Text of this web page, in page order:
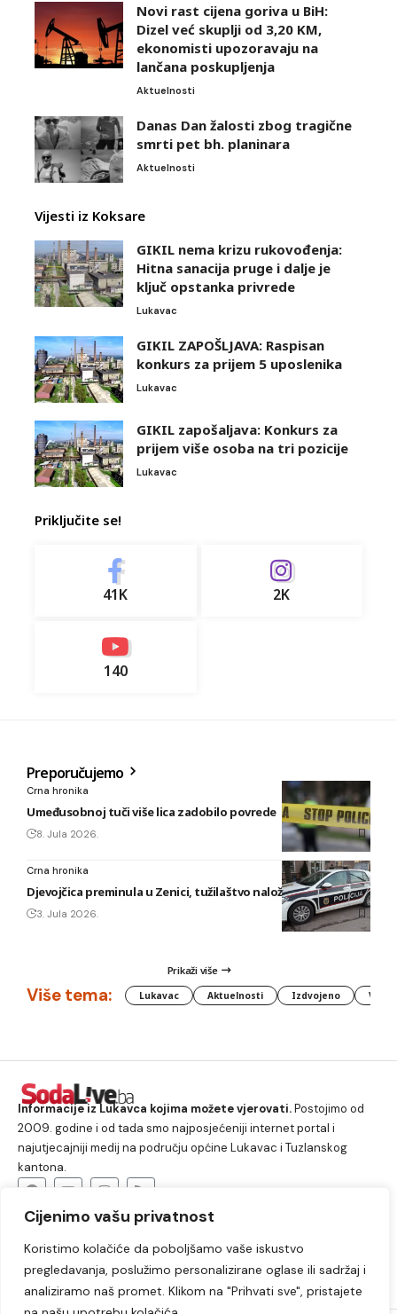
Cijenimo vašu privatnost
Koristimo kolačiće da poboljšamo vaše iskustvo
pregledavanja, poslužimo personalizirane oglase ili sadržaj i
analiziramo naš promet. Klikom na "Prihvati sve", pristajete
Novi rast cijena goriva u BiH:
Dizel već skuplji od 3,20 KM,
ekonomisti upozoravaju na
lančana poskupljenja
Aktuelnosti
Danas Dan žalosti zbog tragične
smrti pet bh. planinara
Aktuelnosti
Vijesti iz Koksare
GIKIL nema krizu rukovođenja:
Hitna sanacija pruge i dalje je
ključ opstanka privrede
Lukavac
GIKIL ZAPOŠLJAVA: Raspisan
konkurs za prijem 5 uposlenika
Lukavac
GIKIL zapošaljava: Konkurs za
prijem više osoba na tri pozicije
Lukavac
Priključite se!
41K 2K
140
Preporučujemo
Crna hronika
Umeđusobnoj tuči više lica zadobilo povrede
8. Jula 2026.
Crna hronika
Djevojčica preminula u Zenici, tužilaštvo naložilo obdukciju
3. Jula 2026.
Prikaži više
Više tema: Lukavac Aktuelnosti Izdvojeno
Informacije iz Lukavca kojima možete vjerovati.Postojimo od
2009. godine i od tada smo najposjećeniji internet portal i
najutjecajniji medij na području općine Lukavac i Tuzlanskog
kantona.
Lukavac Društvo Crna hronika
Sport
Kultura
Kolumne Slobodno vrijeme